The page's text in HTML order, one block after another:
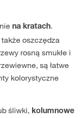
na kratach.
oszczędza
rosną smukłe i
są łatwe
kolorystyczne
śliwki, kolumnowe